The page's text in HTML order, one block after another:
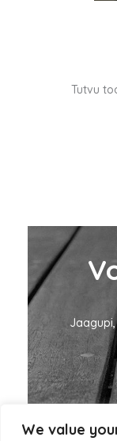
We value
Tutvu